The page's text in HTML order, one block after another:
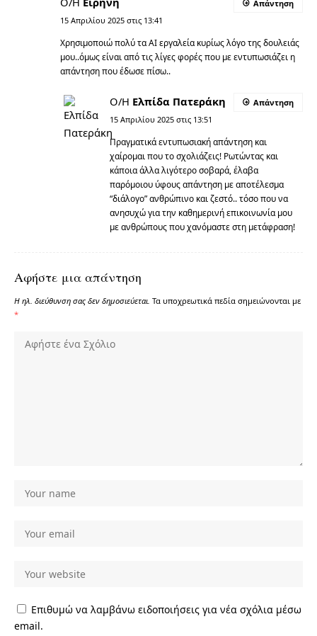
15 Απριλίου 2025 στις 13:41
Χρησιμοποιώ πολύ τα AI εργαλεία κυρίως λόγο της δουλειάς
μου..όμως είναι από τις λίγες φορές που με εντυπωσιάζει η
απάντηση που έδωσε πίσω..
Απάντηση
Ο/Η Ελπίδα Πατεράκη
15 Απριλίου 2025 στις 13:51
Πραγματικά εντυπωσιακή απάντηση και
χαίρομαι που το σχολιάζεις! Ρωτώντας και
κάποια άλλα λιγότερο σοβαρά, έλαβα
παρόμοιου ύφους απάντηση με αποτέλεσμα
“διάλογο” ανθρώπινο και ζεστό.. τόσο που να
ανησυχώ για την καθημερινή επικοινωνία μου
με ανθρώπους που χανόμαστε στη μετάφραση!
Απάντηση
Αφήστε μια απάντηση
Η ηλ. διεύθυνση σας δεν δημοσιεύεται. Τα υποχρεωτικά πεδία σημειώνονται με
*
Επιθυμώ να λαμβάνω ειδοποιήσεις για νέα σχόλια μέσω
email.